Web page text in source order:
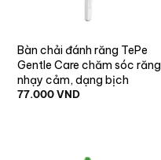
Bàn chải đánh răng TePe
Gentle Care chăm sóc răng
nhạy cảm, dạng bịch
77.000VND